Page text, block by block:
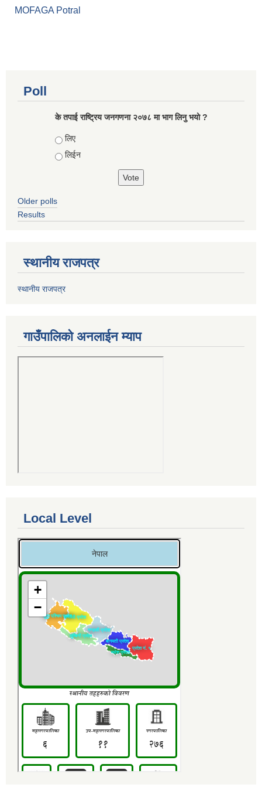
MOFAGA Potral
Poll
के तपाई राष्ट्रिय जनगणना २०७८ मा भाग लिनु भयो ?
Choices
लिए
लिईन
Older polls
Results
स्थानीय राजपत्र
स्थानीय राजपत्र
गाउँपालिको अनलाईन म्याप
Local Level